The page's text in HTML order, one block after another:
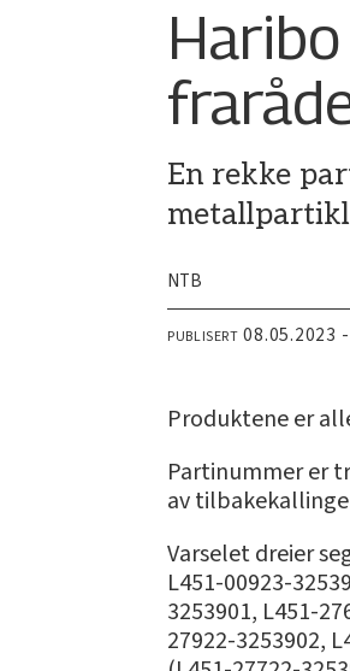
En rekke
NTB
PUBLISERT 08.05.2023
Produktene er
Partinummer er
av
Varselet dreier
L451-00923-
3253901, L451-
27922-3253902,